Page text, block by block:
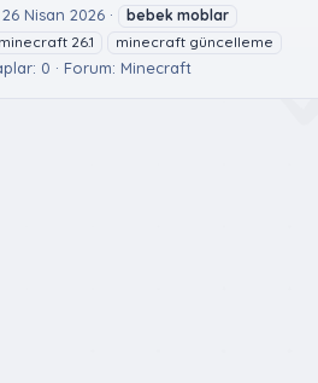
26 Nisan 2026 bebek moblar
minecraft 26.1
minecraft güncelleme
0 Forum: Minecraft